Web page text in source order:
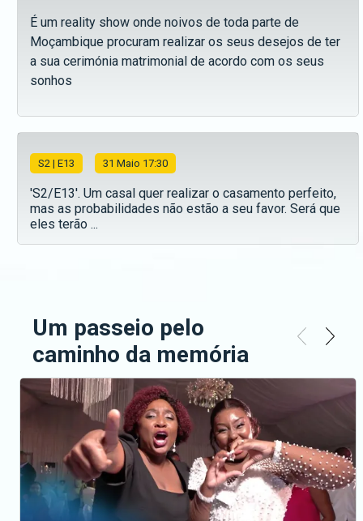
É um reality show onde noivos de toda parte de
Moçambique procuram realizar os seus desejos de ter
a sua cerimónia matrimonial de acordo com os seus
sonhos
S2 | E13 31 Maio 17:30
'S2/E13'. Um casal quer realizar o casamento perfeito,
mas as probabilidades não estão a seu favor. Será que
eles terão ...
Um passeio pelo
caminho da memória